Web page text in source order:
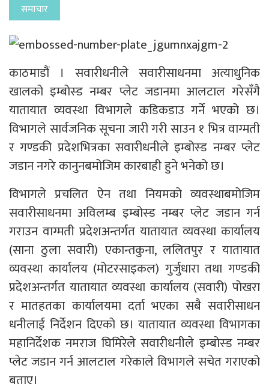
समाचार
काठमाडौं । सवारीधनीले सवारीसाधनमा अत्याधुनिक
खालको इम्बोस्ड नम्बर प्लेट जडानमा आलटाल गरेसँगै
यातायात व्यवस्था विभागले कडिकडाउ गर्ने भएको छ।
विभागले सार्वजनिक सूचना जारी गरी साउन १ भित्र वाग्मती
र गण्डकी प्रदेशभित्रका सवारीधनीले इम्बोस्ड नम्बर प्लेट
जडान नगरे कानुनबमोजिम कारबाही हुने भनेको छ।
विभागले प्रचलित ऐन तथा नियमको व्यवस्थाबमोजिम
सवारीसाधनमा अविलम्ब इम्बोस्ड नम्बर प्लेट जडान गर्न
गराउन वाग्मती प्रदेशअन्तर्गत यातायात व्यवस्था कार्यालय
(साना ठुला सवारी) एकान्तकुना, ललितपुर र यातायात
व्यवस्था कार्यालय (मोटरसाइकल) गुर्जुधारा तथा गण्डकी
प्रदेशअन्तर्गत यातायात व्यवस्था कार्यालय (सवारी) पोखरा
र मातहतका कार्यालयमा दर्ता भएका सबै सवारीसाधन
धनीलाई निर्देशन दिएको छ। यातायात व्यवस्था विभागका
महानिर्देशक नमराज घिमिरेले सवारीधनीले इम्बोस्ड नम्बर
प्लेट जडान गर्न आलटाल गरेकाले विभागले सचेत गराएको
बताए।